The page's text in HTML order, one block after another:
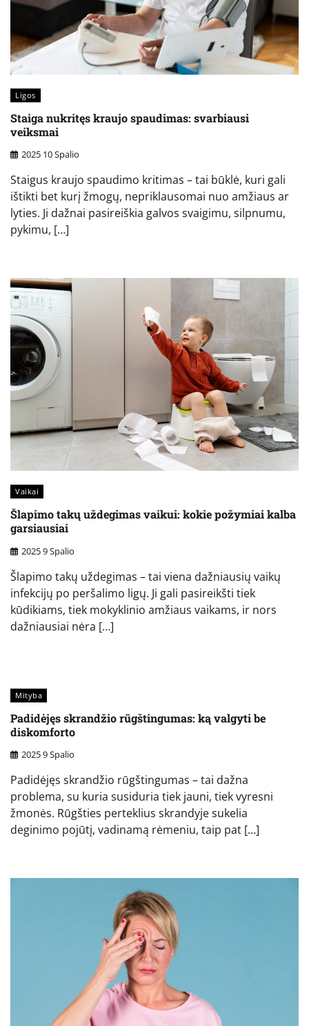
Ligos
Staiga nukritęs kraujo spaudimas: svarbiausi
veiksmai
2025 10 Spalio
Staigus kraujo spaudimo kritimas – tai būklė, kuri gali
ištikti bet kurį žmogų, nepriklausomai nuo amžiaus ar
lyties. Ji dažnai pasireiškia galvos svaigimu, silpnumu,
pykimu, […]
Vaikai
Šlapimo takų uždegimas vaikui: kokie požymiai kalba
garsiausiai
2025 9 Spalio
Šlapimo takų uždegimas – tai viena dažniausių vaikų
infekcijų po peršalimo ligų. Ji gali pasireikšti tiek
kūdikiams, tiek mokyklinio amžiaus vaikams, ir nors
dažniausiai nėra […]
Mityba
Padidėjęs skrandžio rūgštingumas: ką valgyti be
diskomforto
2025 9 Spalio
Padidėjęs skrandžio rūgštingumas – tai dažna
problema, su kuria susiduria tiek jauni, tiek vyresni
žmonės. Rūgšties perteklius skrandyje sukelia
deginimo pojūtį, vadinamą rėmeniu, taip pat […]